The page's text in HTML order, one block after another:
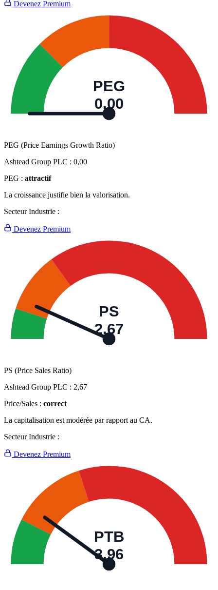
Devenez Premium
PEG
0,00
PEG (Price Earnings Growth Ratio)
Ashtead Group PLC : 0,00
PEG : attractif
La croissance justifie bien la valorisation.
Secteur Industrie :
Devenez Premium
PS
2,67
PS (Price Sales Ratio)
Ashtead Group PLC : 2,67
Price/Sales : correct
La capitalisation est modérée par rapport au CA.
Secteur Industrie :
Devenez Premium
PTB
3,96